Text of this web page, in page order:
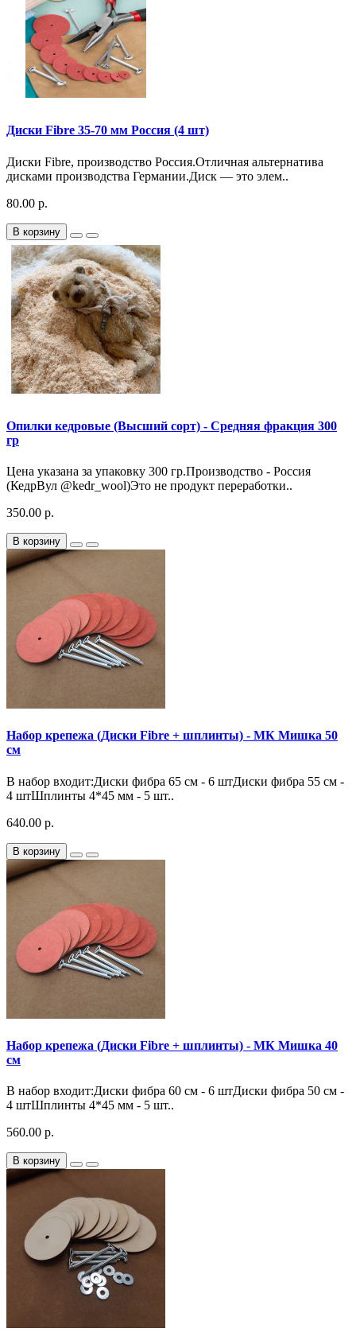
Диски Fibre 35-70 мм Россия (4 шт)
Диски Fibre, производство Россия.Отличная альтернатива
дисками производства Германии.Диск — это элем..
80.00 р.
В корзину
Опилки кедровые (Высший сорт) - Средняя фракция 300
гр
Цена указана за упаковку 300 гр.Производство - Россия
(КедрВул @kedr_wool)Это не продукт переработки..
350.00 р.
В корзину
Набор крепежа (Диски Fibre + шплинты) - МК Мишка 50
см
В набор входит:Диски фибра 65 см - 6 штДиски фибра 55 см -
4 штШплинты 4*45 мм - 5 шт..
640.00 р.
В корзину
Набор крепежа (Диски Fibre + шплинты) - МК Мишка 40
см
В набор входит:Диски фибра 60 см - 6 штДиски фибра 50 см -
4 штШплинты 4*45 мм - 5 шт..
560.00 р.
В корзину